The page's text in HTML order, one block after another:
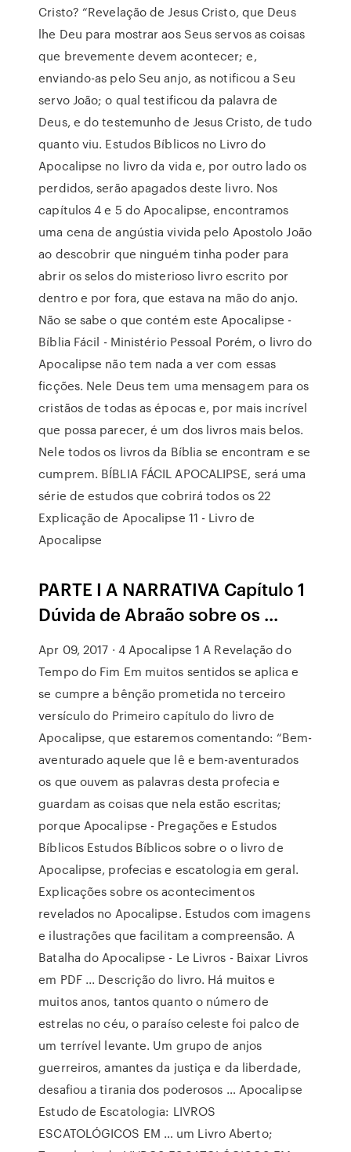
Cristo? “Revelação de Jesus Cristo, que Deus
lhe Deu para mostrar aos Seus servos as coisas
que brevemente devem acontecer; e,
enviando-as pelo Seu anjo, as notificou a Seu
servo João; o qual testificou da palavra de
Deus, e do testemunho de Jesus Cristo, de tudo
quanto viu. Estudos Bíblicos no Livro do
Apocalipse no livro da vida e, por outro lado os
perdidos, serão apagados deste livro. Nos
capítulos 4 e 5 do Apocalipse, encontramos
uma cena de angústia vivida pelo Apostolo João
ao descobrir que ninguém tinha poder para
abrir os selos do misterioso livro escrito por
dentro e por fora, que estava na mão do anjo.
Não se sabe o que contém este Apocalipse -
Bíblia Fácil - Ministério Pessoal Porém, o livro do
Apocalipse não tem nada a ver com essas
ficções. Nele Deus tem uma mensagem para os
cristãos de todas as épocas e, por mais incrível
que possa parecer, é um dos livros mais belos.
Nele todos os livros da Bíblia se encontram e se
cumprem. BÍBLIA FÁCIL APOCALIPSE, será uma
série de estudos que cobrirá todos os 22
Explicação de Apocalipse 11 - Livro de
Apocalipse
PARTE I A NARRATIVA Capítulo 1
Dúvida de Abraão sobre os ...
Apr 09, 2017 · 4 Apocalipse 1 A Revelação do
Tempo do Fim Em muitos sentidos se aplica e
se cumpre a bênção prometida no terceiro
versículo do Primeiro capítulo do livro de
Apocalipse, que estaremos comentando: “Bem-
aventurado aquele que lê e bem-aventurados
os que ouvem as palavras desta profecia e
guardam as coisas que nela estão escritas;
porque Apocalipse - Pregações e Estudos
Bíblicos Estudos Bíblicos sobre o o livro de
Apocalipse, profecias e escatologia em geral.
Explicações sobre os acontecimentos
revelados no Apocalipse. Estudos com imagens
e ilustrações que facilitam a compreensão. A
Batalha do Apocalipse - Le Livros - Baixar Livros
em PDF ... Descrição do livro. Há muitos e
muitos anos, tantos quanto o número de
estrelas no céu, o paraíso celeste foi palco de
um terrível levante. Um grupo de anjos
guerreiros, amantes da justiça e da liberdade,
desafiou a tirania dos poderosos … Apocalipse
Estudo de Escatologia: LIVROS
ESCATOLÓGICOS EM … um Livro Aberto;